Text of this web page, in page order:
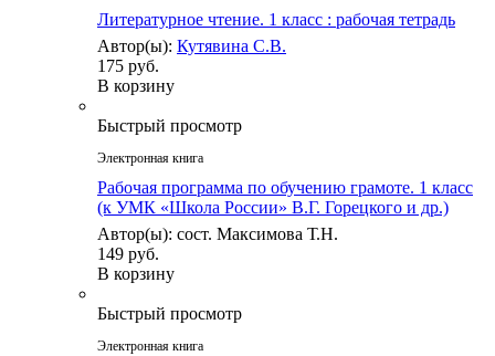
Литературное чтение. 1 класс : рабочая тетрадь
Автор(ы): Кутявина С.В.
175 руб.
В корзину
Быстрый просмотр
Электронная книга
Рабочая программа по обучению грамоте. 1 класс
(к УМК «Школа России» В.Г. Горецкого и др.)
Автор(ы): сост. Максимова Т.Н.
149 руб.
В корзину
Быстрый просмотр
Электронная книга